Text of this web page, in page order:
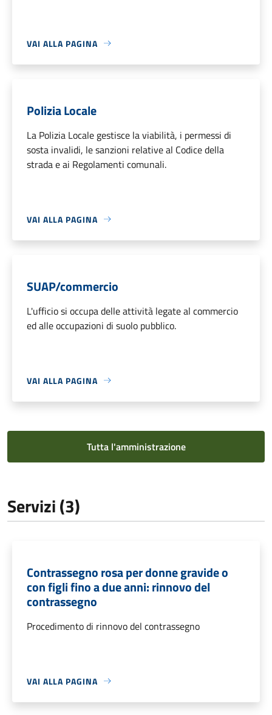
VAI ALLA PAGINA
Polizia Locale
La Polizia Locale gestisce la viabilità, i permessi di
sosta invalidi, le sanzioni relative al Codice della
strada e ai Regolamenti comunali.
VAI ALLA PAGINA
SUAP/commercio
L'ufficio si occupa delle attività legate al commercio
ed alle occupazioni di suolo pubblico.
VAI ALLA PAGINA
Tutta l'amministrazione
Servizi (3)
Contrassegno rosa per donne gravide o
con figli fino a due anni: rinnovo del
contrassegno
Procedimento di rinnovo del contrassegno
VAI ALLA PAGINA